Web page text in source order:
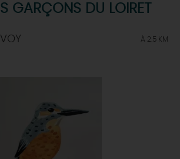
GARÇONS DU LOIRET
À 2.5 KM